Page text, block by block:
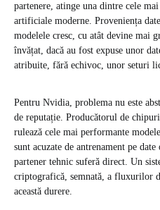
partenere, atinge una dintre cele
artificiale moderne. Proveniența
modelele cresc, cu atât devine mai
învățat, dacă au fost expuse unor
atribuite, fără echivoc, unor seturi
Pentru Nvidia, problema nu este
de reputație. Producătorul de
rulează cele mai performante
sunt acuzate de antrenament pe
partener tehnic suferă direct. Un
criptografică, semnată, a fluxurilor
această durere.